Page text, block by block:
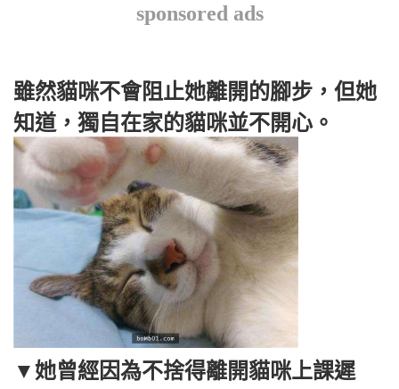
sponsored ads
雖然貓咪不會阻止她離開的腳步，但她
知道，獨自在家的貓咪並不開心。
▼她曾經因為不捨得離開貓咪上課遲